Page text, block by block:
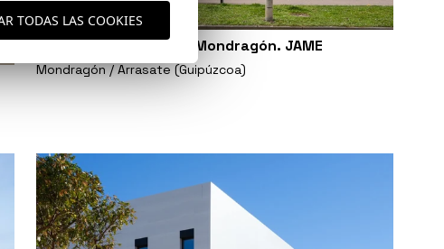
Escuela de Música de Mondragón. JAME
Mondragón / Arrasate (Guipúzcoa)
TODAS LAS COOKIES